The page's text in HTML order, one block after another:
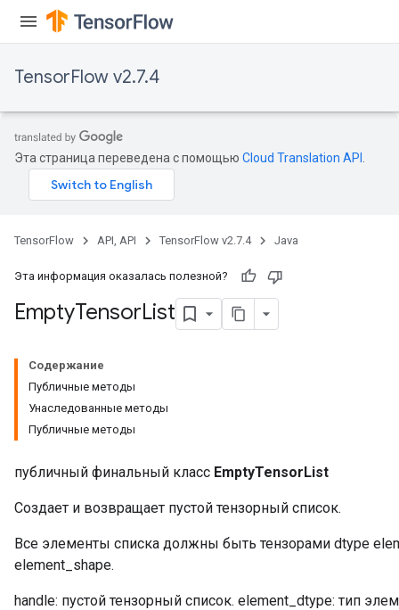
TensorFlow v2.7.4
Эта страница переведена с помощью Cloud Translation API
TensorFlow API, API TensorFlow v2.7.4 Java
Эта информация оказалась полезной?
EmptyTensorList
Содержание
Публичные методы
Унаследованные методы
Публичные методы
публичный финальный класс EmptyTensorList
Создает и возвращает пустой тензорный список.
Все элементы списка должны быть тензорами dtype
element_shape.
handle: пустой тензорный список. element_dtype: тип